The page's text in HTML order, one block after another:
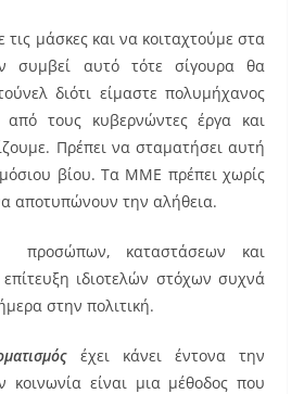
μάσκες και να κοιταχτούμε στα
συμβεί αυτό τότε σίγουρα θα
διότι είμαστε πολυμήχανος
από τους κυβερνώντες έργα και
Πρέπει να σταματήσει αυτή
βίου. Τα ΜΜΕ πρέπει χωρίς
αποτυπώνουν την αλήθεια.
καταστάσεων και
ιδιοτελών στόχων συχνά
στην πολιτική.
έχει κάνει έντονα την
κοινωνία είναι μια μέθοδος που